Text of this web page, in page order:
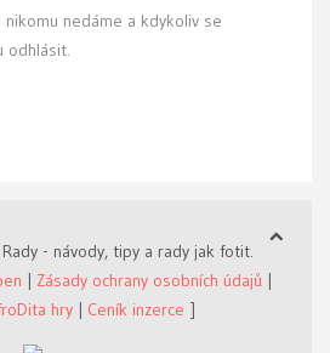
nedáme a kdykoliv se
odhlásit.
- návody, tipy a rady jak fotit.
Zásady ochrany osobních údajů|
hry Ceník inzerce ]